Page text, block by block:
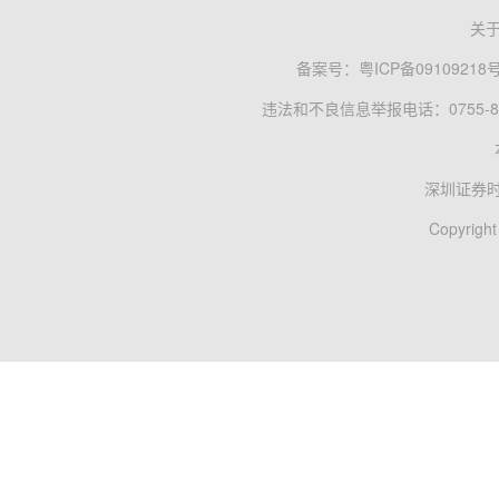
关
备案号： 粤ICP备09109218
违法和不良信息举报电话：0755-
深圳证券